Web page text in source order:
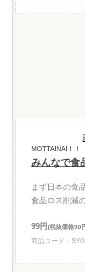
MOTTAINAI！！
みんなで食
まず日本の食
食品ロス削減
99円(税抜価格90
商品コード：